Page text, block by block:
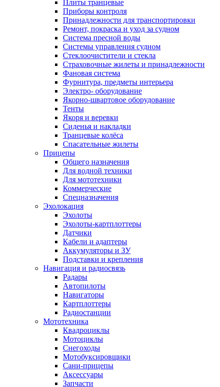
Плиты транцевые
Приборы контроля
Принадлежности для транспортировки
Ремонт, покраска и уход за судном
Система пресной воды
Системы управления судном
Стеклоочистители и стекла
Страховочные жилеты и принадлежности
Фановая система
Фурнитура, предметы интерьера
Электро- оборудование
Якорно-швартовое оборудование
Тенты
Якоря и веревки
Сиденья и накладки
Транцевые колёса
Спасательные жилеты
Прицепы
Общего назначения
Для водной техники
Для мототехники
Коммерческие
Спецназначения
Эхолокация
Эхолоты
Эхолоты-картплоттеры
Датчики
Кабели и адаптеры
Аккумуляторы и ЗУ
Подставки и крепления
Навигация и радиосвязь
Радары
Автопилоты
Навигаторы
Картплоттеры
Радиостанции
Мототехника
Квадроциклы
Мотоциклы
Снегоходы
Мотобуксировщики
Сани-прицепы
Аксессуары
Запчасти